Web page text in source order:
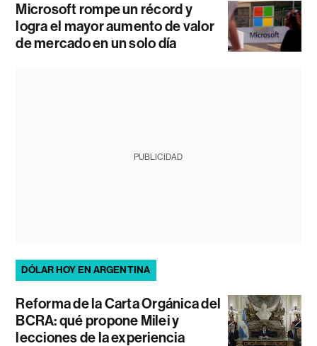
Microsoft rompe un récord y
logra el mayor aumento de valor
de mercado en un solo día
PUBLICIDAD
DÓLAR HOY EN ARGENTINA
Reforma de la Carta Orgánica del
BCRA: qué propone Milei y
lecciones de la experiencia